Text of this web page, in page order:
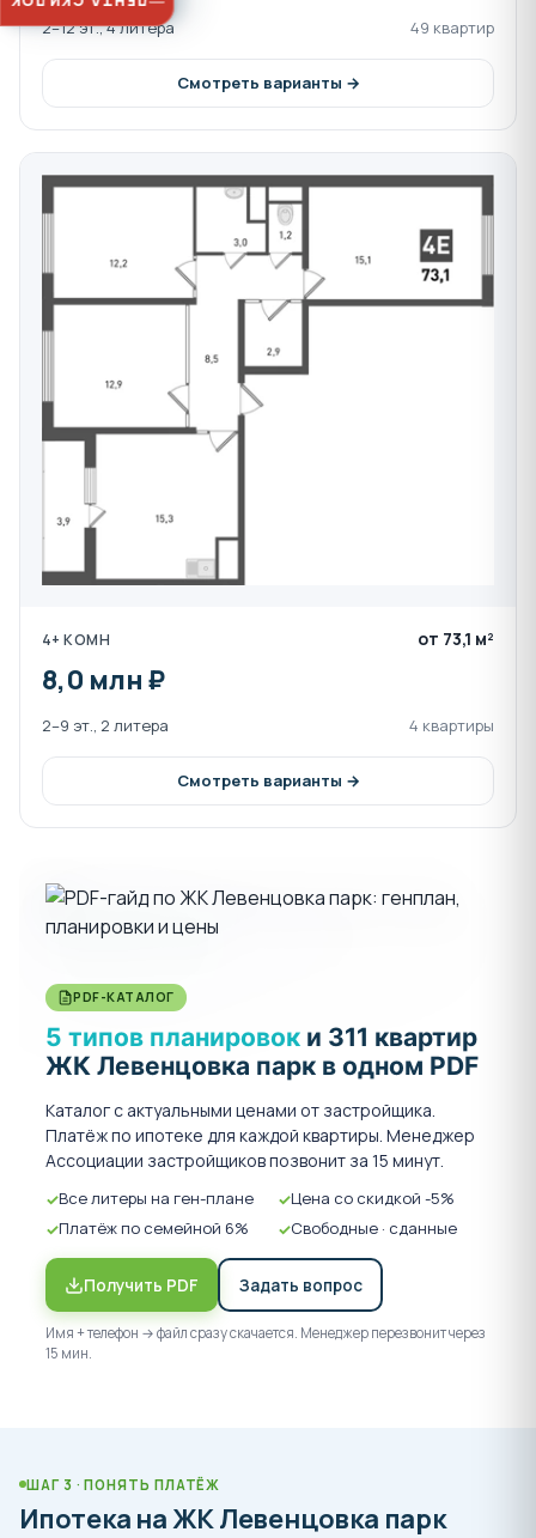
2–12 эт., 4 литера 49 квартир
Смотреть варианты →
4+ КОМН от 73,1 м²
8,0 млн ₽
2–9 эт., 2 литера 4 квартиры
Смотреть варианты →
PDF-КАТАЛОГ
5 типов планировок и 311 квартир
ЖК Левенцовка парк в одном PDF
Каталог с актуальными ценами от застройщика.
Платёж по ипотеке для каждой квартиры. Менеджер
Ассоциации застройщиков позвонит за 15 минут.
Все литеры на ген-плане
Цена со скидкой -5%
Платёж по семейной 6%
Свободные · сданные
Получить PDF Задать вопрос
Имя + телефон → файл сразу скачается. Менеджер перезвонит через
15 мин.
ШАГ 3 · ПОНЯТЬ ПЛАТЁЖ
Ипотека на ЖК Левенцовка парк